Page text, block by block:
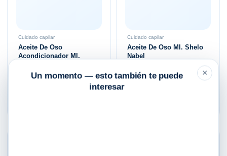
Cuidado capilar
Aceite De Oso
Acondicionador Ml.
215.00
Cuidado capilar
Aceite De Oso Ml. Shelo
Nabel
$175.00
×
Un momento — esto también te puede
interesar